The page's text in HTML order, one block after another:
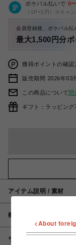
ポケパル払いで 0〜
（1P=1円）※キャン
会員登録後、ポケパル
最大1,500円分
獲得ポイントの確認
販売期間 2026年03
この商品について問
ギフト：ラッピング
アイテム説明 / 素材
概要
サイズ
<About